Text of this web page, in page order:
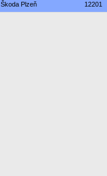
Škoda Plzeň 12201